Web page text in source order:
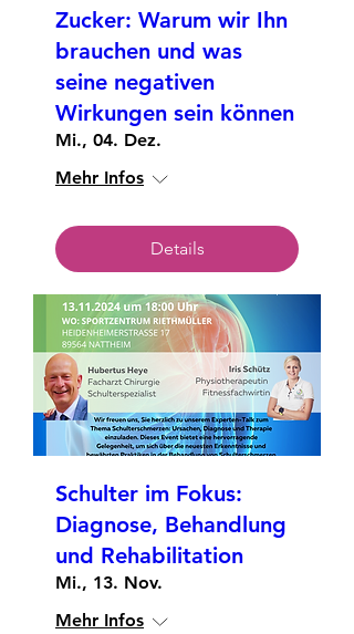
Zucker: Warum wir Ihn
brauchen und was
seine negativen
Wirkungen sein können
Mi., 04. Dez.
Mehr Infos
Details
Schulter im Fokus:
Diagnose, Behandlung
und Rehabilitation
Mi., 13. Nov.
Mehr Infos